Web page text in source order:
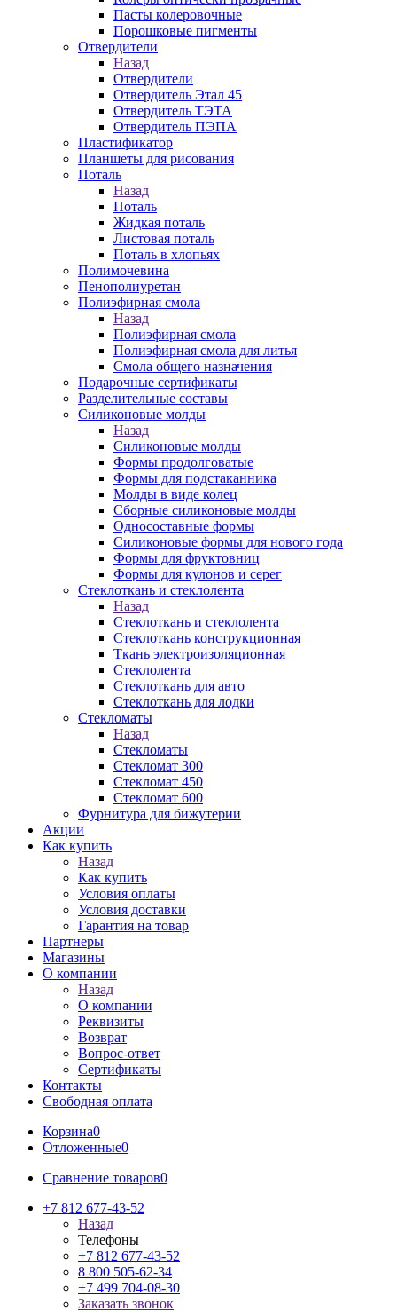
Пасты колеровочные
Порошковые пигменты
Отвердители
Назад
Отвердители
Отвердитель Этал 45
Отвердитель ТЭТА
Отвердитель ПЭПА
Пластификатор
Планшеты для рисования
Поталь
Назад
Поталь
Жидкая поталь
Листовая поталь
Поталь в хлопьях
Полимочевина
Пенополиуретан
Полиэфирная смола
Назад
Полиэфирная смола
Полиэфирная смола для литья
Смола общего назначения
Подарочные сертификаты
Разделительные составы
Силиконовые молды
Назад
Силиконовые молды
Формы продолговатые
Формы для подстаканника
Молды в виде колец
Сборные силиконовые молды
Односоставные формы
Силиконовые формы для нового года
Формы для фруктовниц
Формы для кулонов и серег
Стеклоткань и стеклолента
Назад
Стеклоткань и стеклолента
Стеклоткань конструкционная
Ткань электроизоляционная
Стеклолента
Стеклоткань для авто
Стеклоткань для лодки
Стекломаты
Назад
Стекломаты
Стекломат 300
Стекломат 450
Стекломат 600
Фурнитура для бижутерии
Акции
Как купить
Назад
Как купить
Условия оплаты
Условия доставки
Гарантия на товар
Партнеры
Магазины
О компании
Назад
О компании
Реквизиты
Возврат
Вопрос-ответ
Сертификаты
Контакты
Свободная оплата
Корзина0
Отложенные0
Сравнение товаров0
+7 812 677-43-52
Назад
Телефоны
+7 812 677-43-52
8 800 505-62-34
+7 499 704-08-30
Заказать звонок